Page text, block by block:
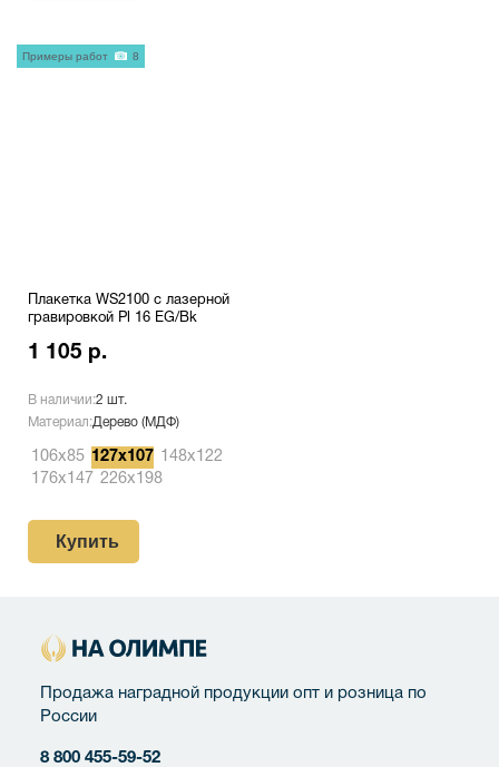
Плакетка WS2100 с лазерной
гравировкой Pl 16 EG/Bk
1 105 р.
В наличии:2 шт.
Материал:Дерево (МДФ)
106х85 127х107
148х122
176х147 226х198
Купить
Примеры работ 8
Продажа наградной продукции опт и розница по
России
8 800 455-59-52